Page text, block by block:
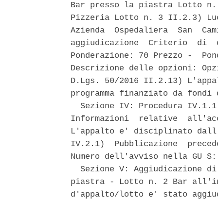
Bar presso la piastra Lotto
Pizzeria Lotto n. 3 II.2.3)
Azienda  Ospedaliera  San
aggiudicazione  Criterio  di
Ponderazione: 70 Prezzo -
Descrizione delle opzioni:
D.Lgs. 50/2016 II.2.13)
programma finanziato da
Sezione IV: Procedura
Informazioni  relative
L'appalto e' disciplinato
IV.2.1)  Pubblicazione
Numero dell'avviso nella GU
Sezione V: Aggiudicazione
piastra - Lotto n. 2 Bar
d'appalto/lotto e' stato